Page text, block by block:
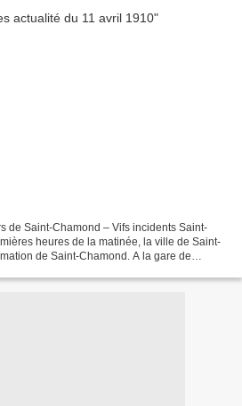
de Saint-Chamond – Vifs incidents Saint-
heures de la matinée, la ville de Saint-
de Saint-Chamond. A la gare de